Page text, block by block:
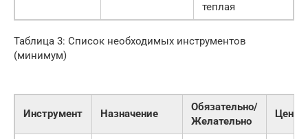
теплая
Таблица 3: Список необходимых инструментов
(минимум)
Инструмент Назначение
Обязательно/
Желательно
Цена